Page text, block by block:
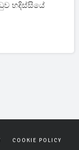
හදිස්සියේ
COOKIE POLICY